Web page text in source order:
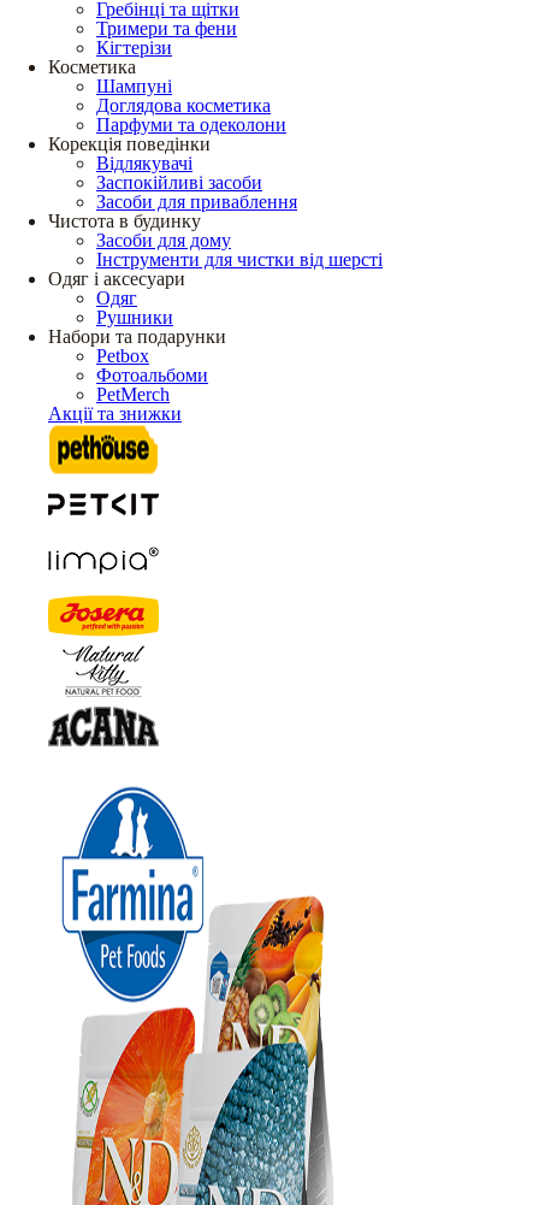
Гребінці та щітки
Тримери та фени
Кігтерізи
Косметика
Шампуні
Доглядова косметика
Парфуми та одеколони
Корекція поведінки
Відлякувачі
Заспокійливі засоби
Засоби для приваблення
Чистота в будинку
Засоби для дому
Інструменти для чистки від шерсті
Одяг і аксесуари
Одяг
Рушники
Набори та подарунки
Petbox
Фотоальбоми
PetMerch
Акції та знижки